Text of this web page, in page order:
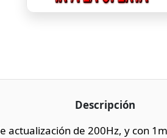
Descripción
actualización de 200Hz, y con